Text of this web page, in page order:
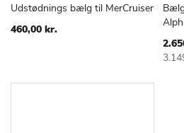
Læg i kurv
TILFØJ
Udstødnings bælg til MerCruiser
460,00 kr.
Price